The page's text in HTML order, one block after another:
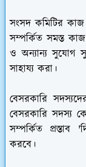
সংসদ কমিটির
সম্পর্কিত সমস্ত
ও অন্যান্য সুযোগ
সাহায্য করা।
বেসরকারি
বেসরকারি সদস্য
সম্পর্কিত প্রস্তাব
করবে।